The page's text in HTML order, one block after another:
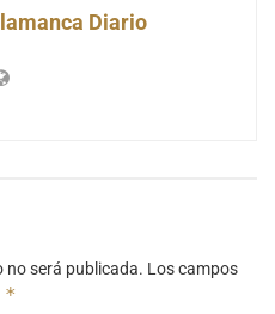
Diario
no será publicada. Los campos
*